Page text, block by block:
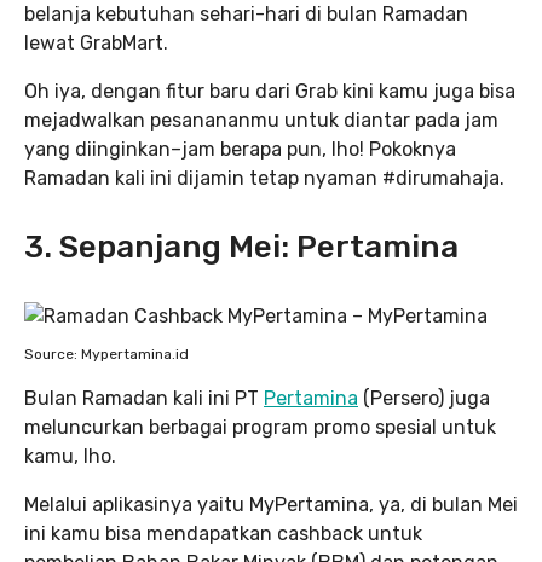
belanja kebutuhan sehari-hari di bulan Ramadan
lewat GrabMart.
Oh iya, dengan fitur baru dari Grab kini kamu juga bisa
mejadwalkan pesanananmu untuk diantar pada jam
yang diinginkan–jam berapa pun, lho! Pokoknya
Ramadan kali ini dijamin tetap nyaman #dirumahaja.
3. Sepanjang Mei: Pertamina
Source: Mypertamina.id
Bulan Ramadan kali ini PT Pertamina (Persero) juga
meluncurkan berbagai program promo spesial untuk
kamu, lho.
Melalui aplikasinya yaitu MyPertamina, ya, di bulan Mei
ini kamu bisa mendapatkan cashback untuk